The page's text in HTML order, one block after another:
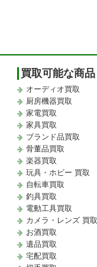
買取可能な商品
オーディオ買取
厨房機器買取
家電買取
家具買取
ブランド品買取
骨董品買取
楽器買取
玩具・ホビー 買取
自転車買取
釣具買取
電動工具買取
カメラ・レンズ 買取
お酒買取
遺品買取
宅配買取